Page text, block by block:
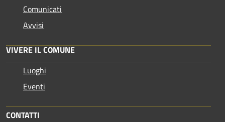
Comunicati
Avvisi
VIVERE IL COMUNE
Luoghi
Eventi
CONTATTI